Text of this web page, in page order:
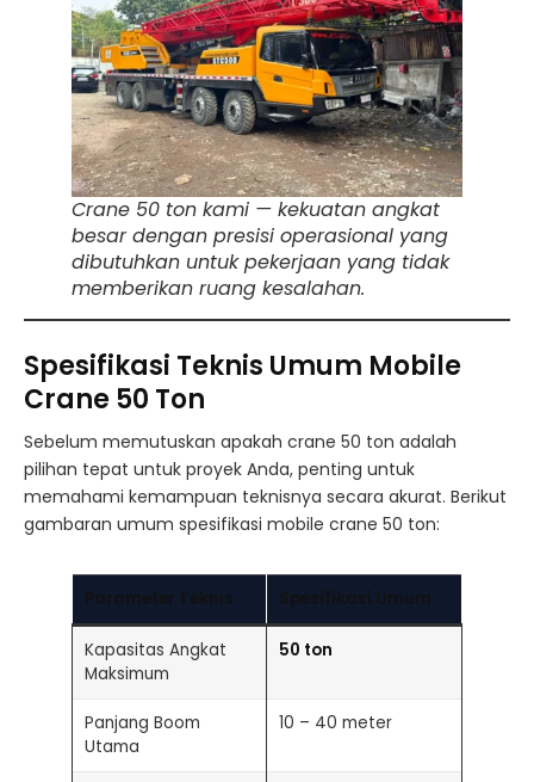
Crane 50 ton kami — kekuatan angkat
besar dengan presisi operasional yang
dibutuhkan untuk pekerjaan yang tidak
memberikan ruang kesalahan.
Spesifikasi Teknis Umum Mobile
Crane 50 Ton
Sebelum memutuskan apakah crane 50 ton adalah
pilihan tepat untuk proyek Anda, penting untuk
memahami kemampuan teknisnya secara akurat. Berikut
gambaran umum spesifikasi mobile crane 50 ton:
Parameter Teknis Spesifikasi Umum
Kapasitas Angkat
Maksimum
50 ton
Panjang Boom
Utama
10 – 40 meter